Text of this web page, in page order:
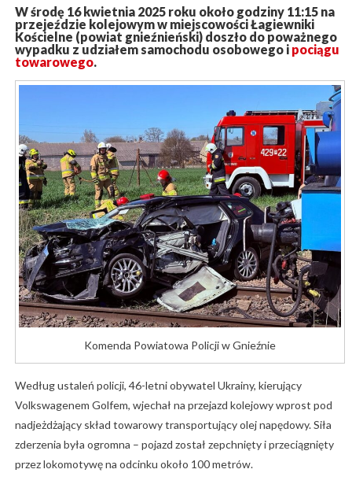
W środę 16 kwietnia 2025 roku około godziny 11:15 na
przejeździe kolejowym w miejscowości Łagiewniki
Kościelne (powiat gnieźnieński) doszło do poważnego
wypadku z udziałem samochodu osobowego i pociągu
towarowego.
Komenda Powiatowa Policji w Gnieźnie
Według ustaleń policji, 46-letni obywatel Ukrainy, kierujący
Volkswagenem Golfem, wjechał na przejazd kolejowy wprost pod
nadjeżdżający skład towarowy transportujący olej napędowy. Siła
zderzenia była ogromna – pojazd został zepchnięty i przeciągnięty
przez lokomotywę na odcinku około 100 metrów.